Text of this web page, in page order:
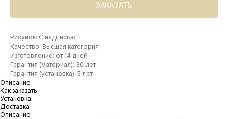
ЗАКАЗАТЬ
Рисунок: С надписью
Качество: Высшая категория
Изготовление: от 14 дней
Гарантия (материал): 30 лет
Гарантия (установка): 5 лет
Описание
Как заказать
Установка
Доставка
Описание